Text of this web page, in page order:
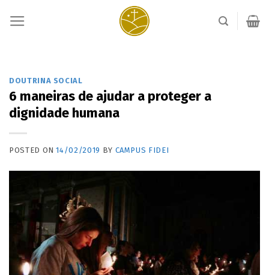
DOUTRINA SOCIAL
6 maneiras de ajudar a proteger a
dignidade humana
POSTED ON14/02/2019 BY CAMPUS FIDEI